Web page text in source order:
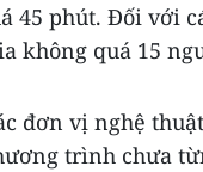
45 phút. Đối với
không quá 15
đơn vị nghệ
trình chưa